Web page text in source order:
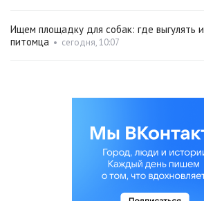
Ищем площадку для собак: где выгулять
питомца • сегодня, 10:07